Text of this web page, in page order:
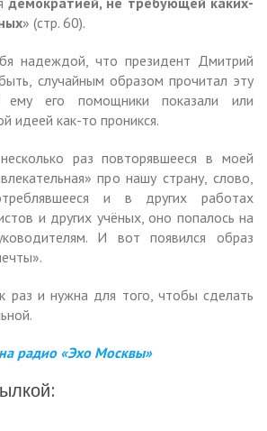
» (стр. 60).
надеждой, что президент Дмитрий
случайным образом прочитал эту
его помощники показали или
идеей как-то проникся.
раз повторявшееся в моей
про нашу страну, слово,
и в других работах
и других учёных, оно попалось на
И вот появился образ
раз и нужна для того, чтобы сделать
радио «Эхо Москвы»